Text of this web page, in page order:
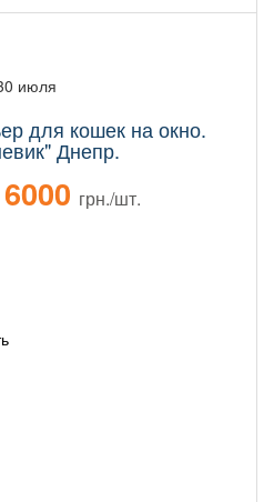
июля
для кошек на окно.
Днепр.
6000 грн./шт.